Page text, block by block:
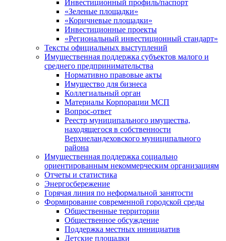
Инвестиционный профиль/паспорт
«Зеленые площадки»
«Коричневые площадки»
Инвестиционные проекты
«Региональный инвестиционный стандарт»
Тексты официальных выступлений
Имущественная поддержка субъектов малого и
среднего предпринимательства
Нормативно правовые акты
Имущество для бизнеса
Коллегиальный орган
Материалы Корпорации МСП
Вопрос-ответ
Реестр муниципального имущества,
находящегося в собственности
Верхнеландеховского муниципального
района
Имущественная поддержка социально
ориентированным некоммерческим организациям
Отчеты и статистика
Энергосбережение
Горячая линия по неформальной занятости
Формирование современной городской среды
Общественные территории
Общественное обсуждение
Поддержка местных иннициатив
Детские площадки